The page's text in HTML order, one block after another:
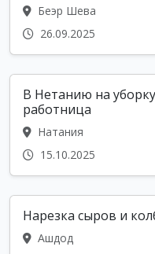
Беэр Шева
26.09.2025
В Нетанию на
работница
Натания
15.10.2025
Нарезка сыров и
Ашдод